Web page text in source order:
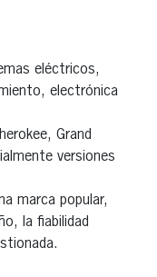
eléctricos,
electrónica
Grand
versiones
marca popular,
la fiabilidad